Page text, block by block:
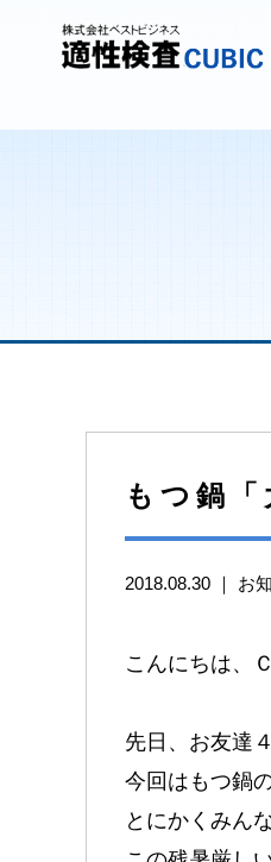
もつ鍋「
2018.08.30 ｜ お
こんにちは、
先日、お友達
今回はもつ鍋
とにかくみん